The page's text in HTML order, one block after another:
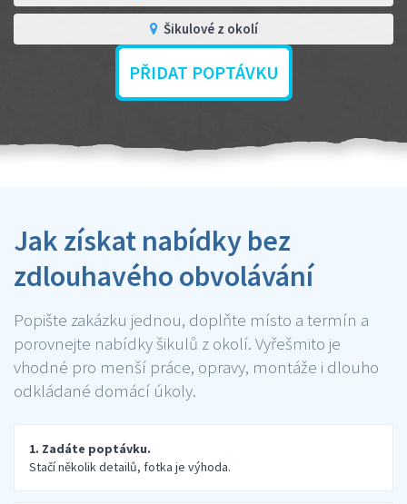
Šikulové z okolí
PŘIDAT POPTÁVKU
Jak získat nabídky bez
zdlouhavého obvolávání
Popište zakázku jednou, doplňte místo a termín a
porovnejte nabídky šikulů z okolí. Vyřešmito je
vhodné pro menší práce, opravy, montáže i dlouho
odkládané domácí úkoly.
1. Zadáte poptávku.
Stačí několik detailů, fotka je výhoda.